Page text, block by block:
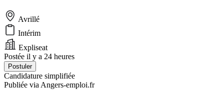
Avrillé
Intérim
Expliseat
Postée il y a 24 heures
Postuler
Candidature simplifiée
Publiée via Angers-emploi.fr